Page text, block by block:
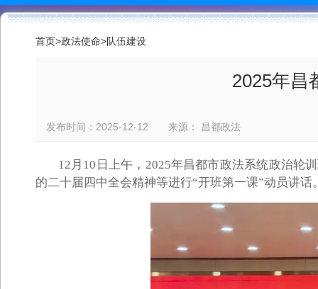
首页>政法使命>队伍建设
2025年昌
发布时间：2025-12-12 来源： 昌都政法
12月10日上午，2025年昌都市政法系统政治轮
的二十届四中全会精神等进行“开班第一课”动员讲